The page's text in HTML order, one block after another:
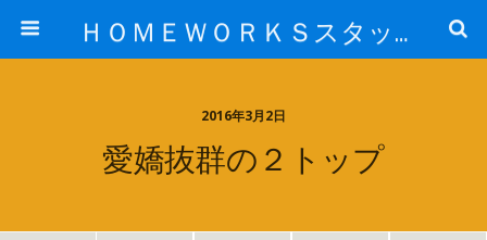
ＨＯＭＥＷＯＲＫＳスタッフ日記ブログ
2016年3月2日
愛嬌抜群の２トップ